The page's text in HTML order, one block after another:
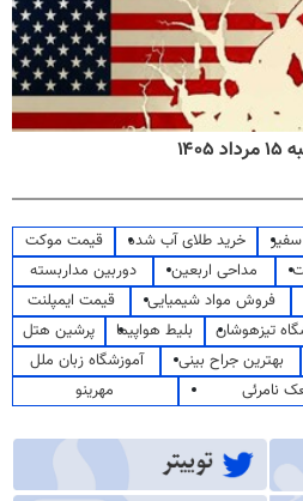
سفیر خرید طلای آب شده
قیمت موکت
مداحی اربعین
دوربین مداربسته
فروش مواد شیمیایی
قیمت ایمپلنت
تیزهوشان بلیط هواپیما
پرشین هتل
بهترین جراح بینی
آموزشگاه زبان ملل
نامرئی
مهرینو